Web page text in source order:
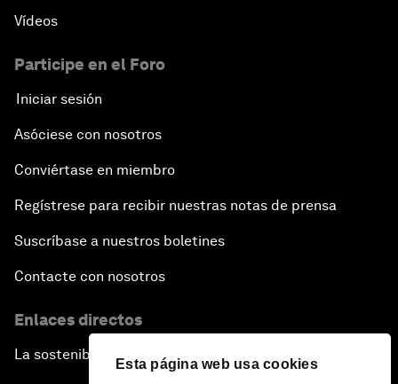
Esta página web usa cookies
Vídeos
Participe en el Foro
Iniciar sesión
Asóciese con nosotros
Conviértase en miembro
Regístrese para recibir nuestras notas de prensa
Suscríbase a nuestros boletines
Contacte con nosotros
Enlaces directos
La sostenibilidad en el Foro